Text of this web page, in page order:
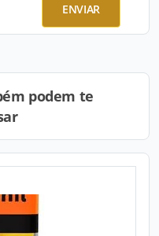
ENVIAR
podem te